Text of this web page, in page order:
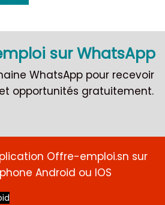
sur WhatsApp
WhatsApp pour recevoir
opportunités gratuitement.
Offre-emploi.sn sur
Android ou IOS